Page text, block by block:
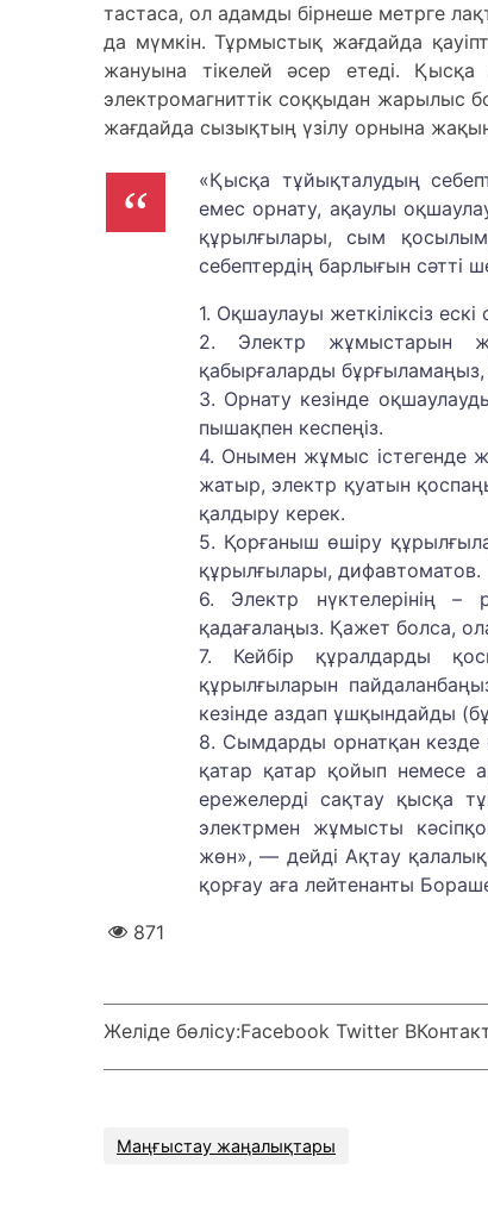
тастаса, ол адамды бірнеше метрге
да мүмкін. Тұрмыстық жағдайда
жануына тікелей әсер етеді. Қысқа
электромагниттік соққыдан жарылыс
жағдайда сызықтың үзілу орнына
«Қысқа тұйықталудың
емес орнату, ақаулы
құрылғылары, сым
себептердің барлығын сәтті
1. Оқшаулауы жеткіліксіз
2. Электр жұмыстарын
қабырғаларды
3. Орнату кезінде
пышақпен кеспеңіз.
4. Онымен жұмыс істегенде
жатыр, электр қуатын
қалдыру керек.
5. Қорғаныш өшіру
құрылғылары, дифавтоматов.
6. Электр нүктелерінің –
қадағалаңыз. Қажет болса,
7. Кейбір құралдарды
құрылғыларын
кезінде аздап ұшқындайды
8. Сымдарды орнатқан кезде
қатар қатар қойып немесе
ережелерді сақтау қысқа
электрмен жұмысты
жөн», — дейді Ақтау қалалық
қорғау аға лейтенанты
871
Желіде бөлісу:Facebook Twitter
Маңғыстау жаңалықтары